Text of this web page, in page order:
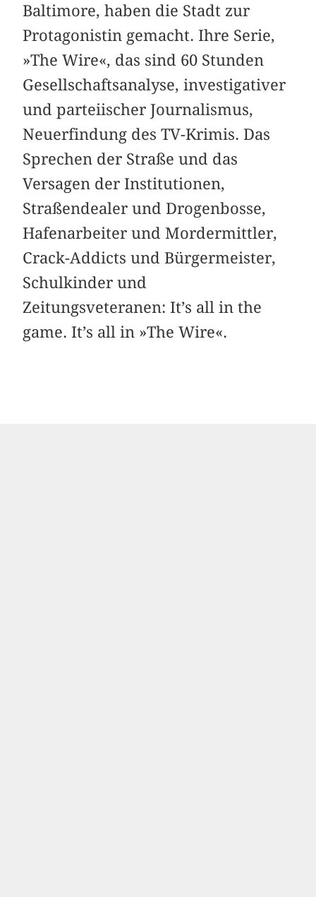
Baltimore, haben die Stadt zur
Protagonistin gemacht. Ihre Serie,
»The Wire«, das sind 60 Stunden
Gesellschaftsanalyse, investigativer
und parteiischer Journalismus,
Neuerfindung des TV-Krimis. Das
Sprechen der Straße und das
Versagen der Institutionen,
Straßendealer und Drogenbosse,
Hafenarbeiter und Mordermittler,
Crack-Addicts und Bürgermeister,
Schulkinder und
Zeitungsveteranen: It’s all in the
game. It’s all in »The Wire«.